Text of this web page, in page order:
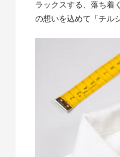
ラックスする、落ち着
の想いを込めて「チル